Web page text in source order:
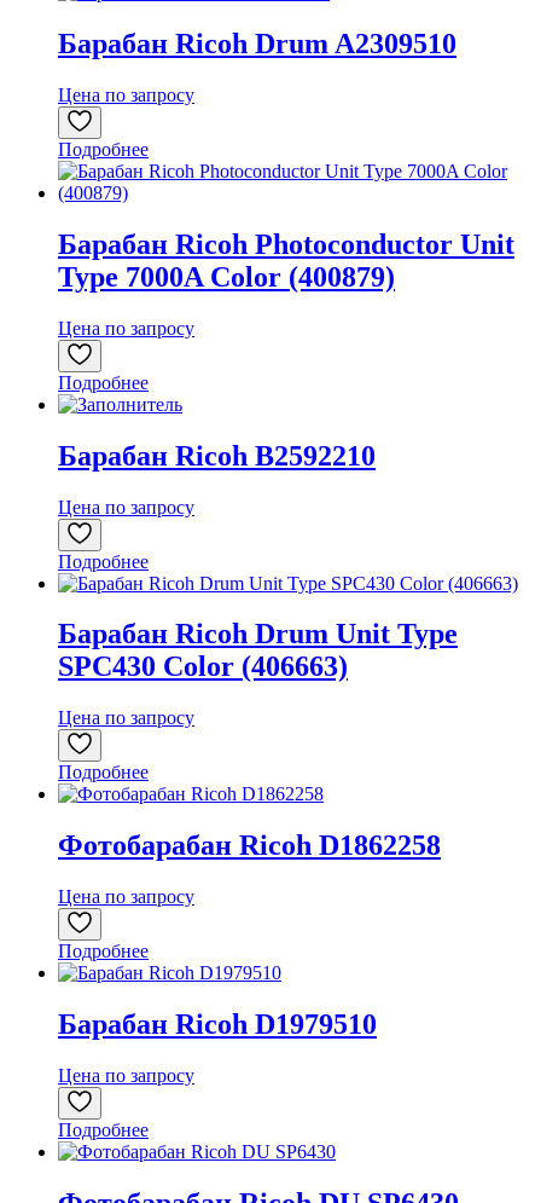
Барабан Ricoh Drum A2309510
Цена по запросу
Подробнее
Барабан Ricoh Photoconductor Unit
Type 7000A Color (400879)
Цена по запросу
Подробнее
Барабан Ricoh B2592210
Цена по запросу
Подробнее
Барабан Ricoh Drum Unit Type
SPC430 Color (406663)
Цена по запросу
Подробнее
Фотобарабан Ricoh D1862258
Цена по запросу
Подробнее
Барабан Ricoh D1979510
Цена по запросу
Подробнее